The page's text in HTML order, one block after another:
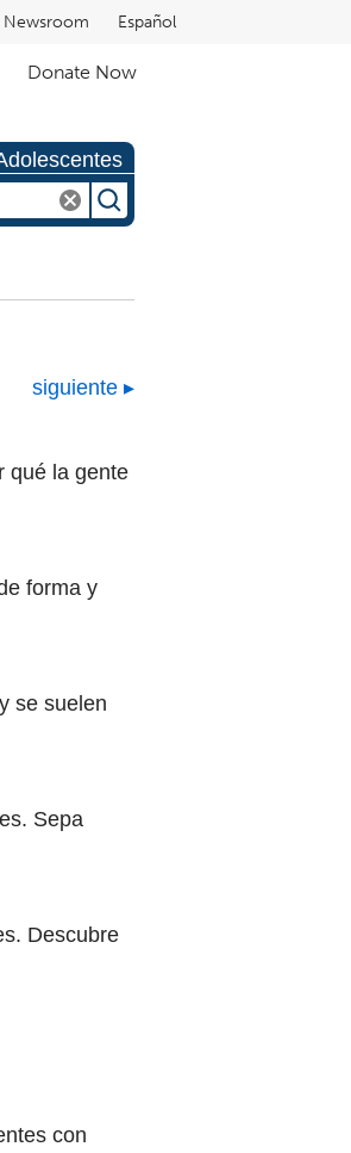
Newsroom Español
Donate Now
siguiente
qué la gente
forma y
se suelen
Sepa
Descubre
con